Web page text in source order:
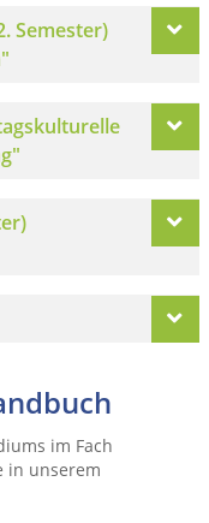
Semester)
im Fach
in unserem